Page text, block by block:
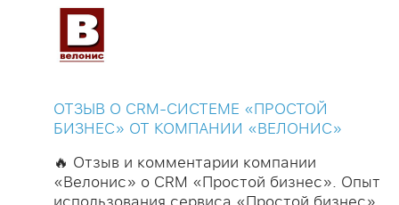
ОТЗЫВ О CRM-СИСТЕМЕ «ПРОСТОЙ
БИЗНЕС» ОТ КОМПАНИИ «ВЕЛОНИС»
🔥 Отзыв и комментарии компании
«Велонис» о CRM «Простой бизнес». Опыт
использования сервиса «Простой бизнес»,